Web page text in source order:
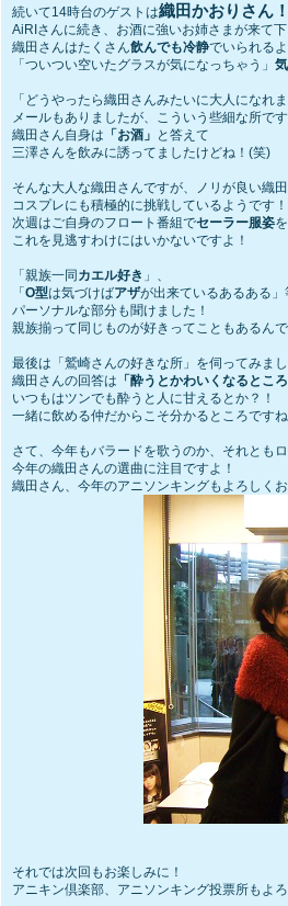
続いて14時台のゲストは織田かおりさん！
AiRIさんに続き、お酒に強いお姉さまが来て下
織田さんはたくさん飲んでも冷静でいられるよ
「ついつい空いたグラスが気になっちゃう」
「どうやったら織田さんみたいに大人になれ
メールもありましたが、こういう些細な所です
織田さん自身は 「お酒」 と答えて
三澤さんを飲みに誘ってましたけどね！(笑)
そんな大人な織田さんですが、ノリが良い織
コスプレにも積極的に挑戦しているようです！
次週はご自身のフロート番組でセーラー服姿
これを見逃すわけにはいかないですよ！
「親族一同 カエル好き 」、
「 O型は気づけばアザが出来ているあるある」
パーソナルな部分も聞けました！
親族揃って同じものが好きってこともあるん
最後は「鷲崎さんの好きな所」を伺ってみまし
織田さんの回答は 「酔うとかわいくなるところ
いつもはツンでも酔うと人に甘えるとか？！
一緒に飲める仲だからこそ分かるところですね
さて、今年もバラードを歌うのか、それとも
今年の織田さんの選曲に注目ですよ！
織田さん、今年のアニソンキングもよろしくお
それでは次回もお楽しみに！
アニキン倶楽部、アニソンキング投票所もよ